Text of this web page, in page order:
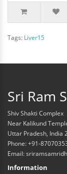
Tags: Liver15
Sri Ram
Shiv Shakti Complex
Near Kalikund
Uttar Pradesh, India
Phone: +91-
Email:
Information